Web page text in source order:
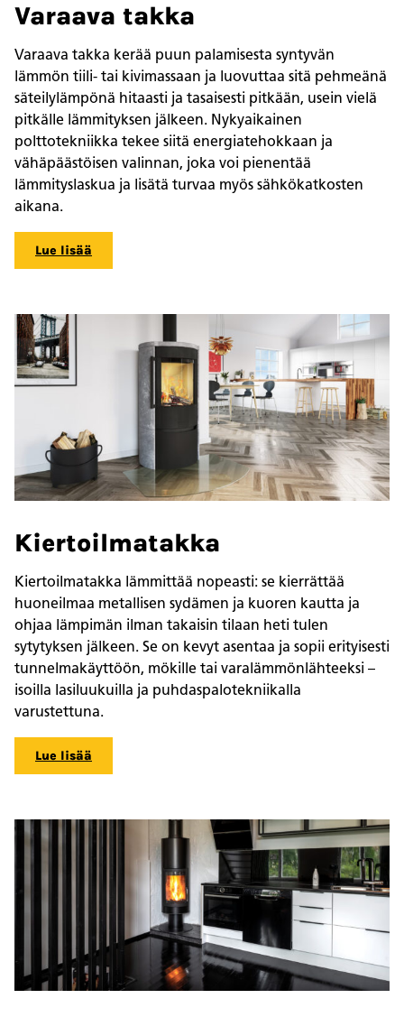
Varaava takka
Varaava takka kerää puun palamisesta syntyvän
lämmön tiili- tai kivimassaan ja luovuttaa sitä pehmeänä
säteilylämpönä hitaasti ja tasaisesti pitkään, usein vielä
pitkälle lämmityksen jälkeen. Nykyaikainen
polttotekniikka tekee siitä energiatehokkaan ja
vähäpäästöisen valinnan, joka voi pienentää
lämmityslaskua ja lisätä turvaa myös sähkökatkosten
aikana.
Lue lisää
Kiertoilmatakka
Kiertoilmatakka lämmittää nopeasti: se kierrättää
huoneilmaa metallisen sydämen ja kuoren kautta ja
ohjaa lämpimän ilman takaisin tilaan heti tulen
sytytyksen jälkeen. Se on kevyt asentaa ja sopii erityisesti
tunnelmakäyttöön, mökille tai varalämmönlähteeksi –
isoilla lasiluukuilla ja puhdaspalotekniikalla
varustettuna.
Lue lisää